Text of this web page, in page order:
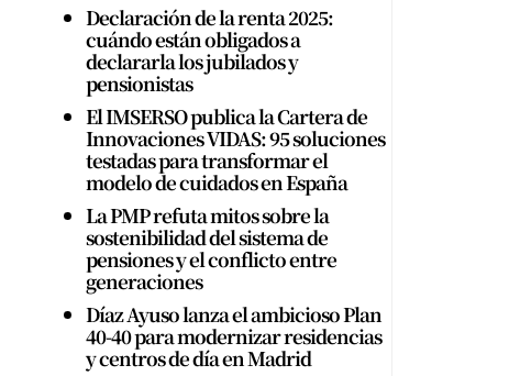
Declaración de la renta 2025:
cuándo están obligados a
declararla los jubilados y
pensionistas
El IMSERSO publica la Cartera de
Innovaciones VIDAS: 95 soluciones
testadas para transformar el
modelo de cuidados en España
La PMP refuta mitos sobre la
sostenibilidad del sistema de
pensiones y el conflicto entre
generaciones
Díaz Ayuso lanza el ambicioso Plan
40-40 para modernizar residencias
y centros de día en Madrid